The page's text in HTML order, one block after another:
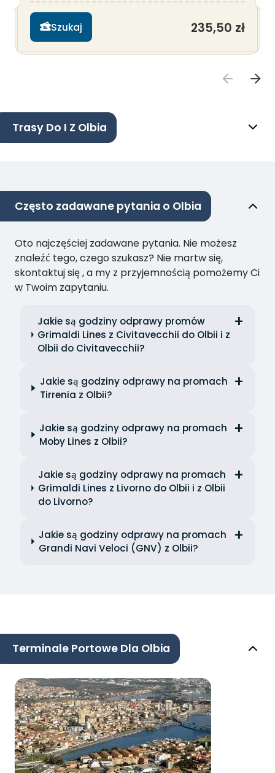
Szukaj 235,50 zł
Trasy Do I Z Olbia
Często zadawane pytania o Olbia
Oto najczęściej zadawane pytania. Nie możesz
znaleźć tego, czego szukasz? Nie martw się,
skontaktuj się , a my z przyjemnością pomożemy Ci
w Twoim zapytaniu.
Jakie są godziny odprawy promów
Grimaldi Lines z Civitavecchii do Olbii i z
Olbii do Civitavecchii?
Jakie są godziny odprawy na promach
Tirrenia z Olbii?
Jakie są godziny odprawy na promach
Moby Lines z Olbii?
Jakie są godziny odprawy na promach
Grimaldi Lines z Livorno do Olbii i z Olbii
do Livorno?
Jakie są godziny odprawy na promach
Grandi Navi Veloci (GNV) z Olbii?
Terminale Portowe Dla Olbia